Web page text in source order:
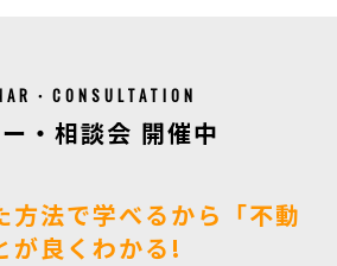
・CONSULTATION
・相談会 開催中
方法で学べるから「不動
が良くわかる!